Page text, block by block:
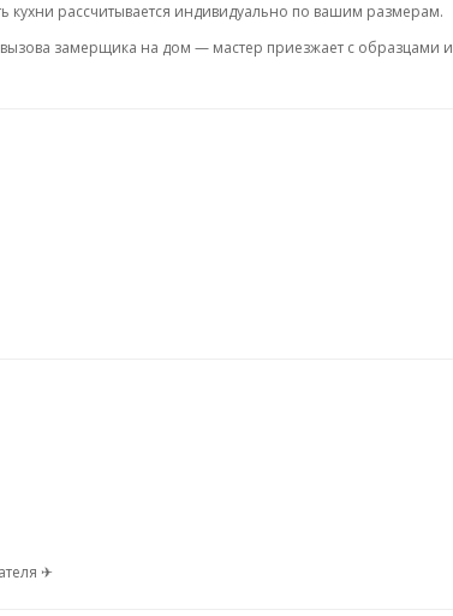
кухни рассчитывается индивидуально по вашим размерам.
замерщика на дом — мастер приезжает с образцами и
✈